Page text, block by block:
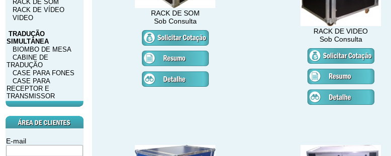
RACK DE SOM
RACK DE VÍDEO
VIDEO
TRADUÇÃO
SIMULTÂNEA
BIOMBO DE MESA
CABINE DE
TRADUÇÃO
CASE PARA FONES
CASE PARA
RECEPTOR E
TRANSMISSOR
E-mail
RACK DE SOM
Sob Consulta
RACK DE VIDEO
Sob Consulta